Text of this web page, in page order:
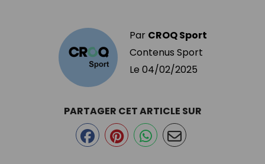
Par CROQ Sport
Contenus Sport
Le 04/02/2025
PARTAGER CET ARTICLE SUR